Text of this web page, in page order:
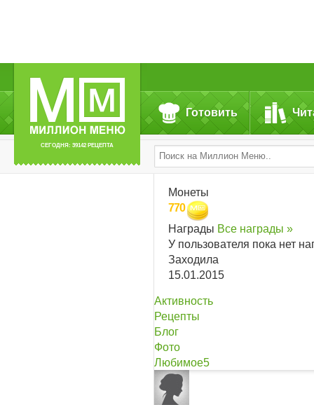
СЕГОДНЯ: 39142 РЕЦЕПТА
Готовить
Монеты
770
Награды Все награды »
У пользователя пока нет
Заходила
15.01.2015
Активность
Рецепты
Блог
Фото
Любимое5